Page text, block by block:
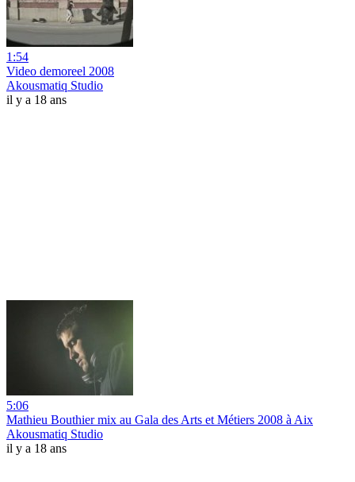
1:54
Video demoreel 2008
Akousmatiq Studio
il y a 18 ans
5:06
Mathieu Bouthier mix au Gala des Arts et Métiers 2008 à Aix
Akousmatiq Studio
il y a 18 ans